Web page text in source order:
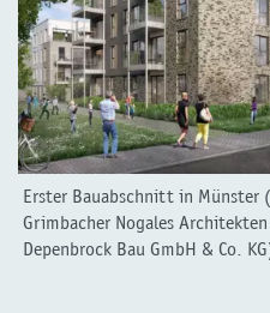
Erster Bauabschnitt in Münster
Grimbacher Nogales
Depenbrock Bau GmbH & Co.